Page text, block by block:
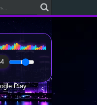
Radio Sfera Music
Play